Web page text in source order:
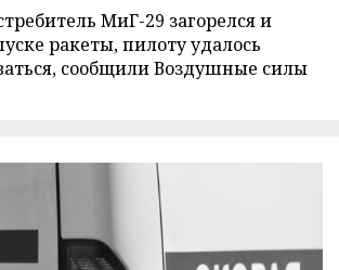
МиГ-29 загорелся и
ракеты, пилоту удалось
сообщили Воздушные силы